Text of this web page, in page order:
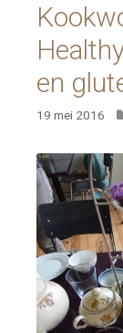
en
19 mei 2016